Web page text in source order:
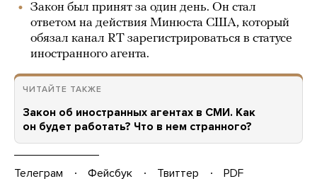
Закон был принят за один день. Он стал
ответом на действия Минюста США, который
обязал канал RT зарегистрироваться в статусе
иностранного агента.
ЧИТАЙТЕ ТАКЖЕ
Закон об иностранных агентах в СМИ. Как
он будет работать? Что в нем странного?
Телеграм Фейсбук Твиттер
PDF